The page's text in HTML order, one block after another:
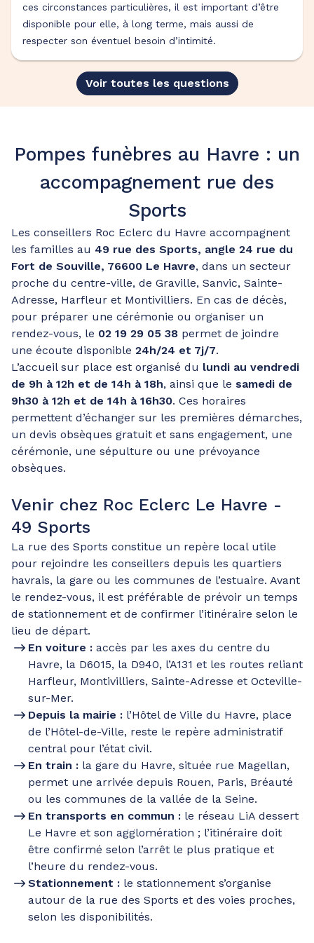
ces circonstances particulières, il est important d’être
disponible pour elle, à long terme, mais aussi de
respecter son éventuel besoin d’intimité.
Voir toutes les questions
Pompes funèbres au Havre : un
accompagnement rue des
Sports
Les conseillers Roc Eclerc du Havre accompagnent
les familles au 49 rue des Sports, angle 24 rue du
Fort de Souville, 76600 Le Havre, dans un secteur
proche du centre-ville, de Graville, Sanvic, Sainte-
Adresse, Harfleur et Montivilliers. En cas de décès,
pour préparer une cérémonie ou organiser un
rendez-vous, le 02 19 29 05 38 permet de joindre
une écoute disponible 24h/24 et 7j/7.
L’accueil sur place est organisé du lundi au vendredi
de 9h à 12h et de 14h à 18h, ainsi que le samedi de
9h30 à 12h et de 14h à 16h30. Ces horaires
permettent d’échanger sur les premières démarches,
un devis obsèques gratuit et sans engagement, une
cérémonie, une sépulture ou une prévoyance
obsèques.
Venir chez Roc Eclerc Le Havre -
49 Sports
La rue des Sports constitue un repère local utile
pour rejoindre les conseillers depuis les quartiers
havrais, la gare ou les communes de l’estuaire. Avant
le rendez-vous, il est préférable de prévoir un temps
de stationnement et de confirmer l’itinéraire selon le
lieu de départ.
En voiture : accès par les axes du centre du
Havre, la D6015, la D940, l’A131 et les routes reliant
Harfleur, Montivilliers, Sainte-Adresse et Octeville-
sur-Mer.
Depuis la mairie : l’Hôtel de Ville du Havre, place
de l’Hôtel-de-Ville, reste le repère administratif
central pour l’état civil.
En train : la gare du Havre, située rue Magellan,
permet une arrivée depuis Rouen, Paris, Bréauté
ou les communes de la vallée de la Seine.
En transports en commun : le réseau LiA dessert
Le Havre et son agglomération ; l’itinéraire doit
être confirmé selon l’arrêt le plus pratique et
l’heure du rendez-vous.
Stationnement : le stationnement s’organise
autour de la rue des Sports et des voies proches,
selon les disponibilités.